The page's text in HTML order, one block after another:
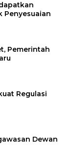
Penyesuaian
Pemerintah
Regulasi
Dewan